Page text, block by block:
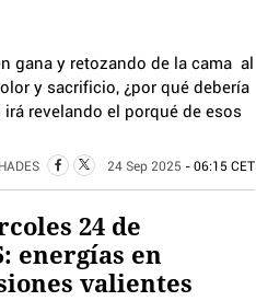
gana y retozando de la cama al
y sacrificio, ¿por qué debería
revelando el porqué de esos
24 Sep 2025 - 06:15 CET
24 de
energías en
valientes